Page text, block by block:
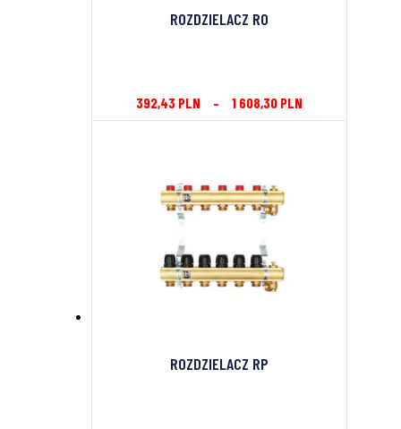
ROZDZIELACZ RO
392,43 PLN – 1 608,30 PLN
ROZDZIELACZ RP